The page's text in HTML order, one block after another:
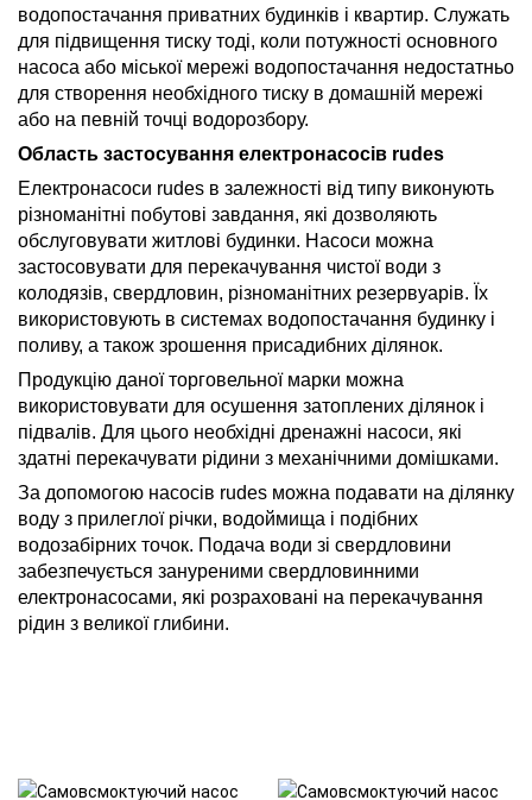
водопостачання приватних будинків і квартир. Служать
для підвищення тиску тоді, коли потужності основного
насоса або міської мережі водопостачання недостатньо
для створення необхідного тиску в домашній мережі
або на певній точці водорозбору.
Область застосування електронасосів rudes
Електронасоси rudes в залежності від типу виконують
різноманітні побутові завдання, які дозволяють
обслуговувати житлові будинки. Насоси можна
застосовувати для перекачування чистої води з
колодязів, свердловин, різноманітних резервуарів. Їх
використовують в системах водопостачання будинку і
поливу, а також зрошення присадибних ділянок.
Продукцію даної торговельної марки можна
використовувати для осушення затоплених ділянок і
підвалів. Для цього необхідні дренажні насоси, які
здатні перекачувати рідини з механічними домішками.
За допомогою насосів rudes можна подавати на ділянку
воду з прилеглої річки, водоймища і подібних
водозабірних точок. Подача води зі свердловини
забезпечується зануреними свердловинними
електронасосами, які розраховані на перекачування
рідин з великої глибини.